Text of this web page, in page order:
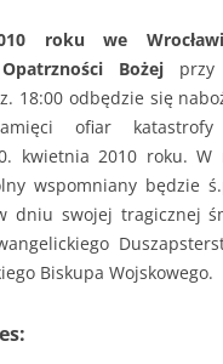
roku we
Bożej przy
18:00 odbędzie się
ofiar
kwietnia 2010 roku. W
wspomniany będzie
dniu swojej tragicznej
Biskupa Wojskowego.